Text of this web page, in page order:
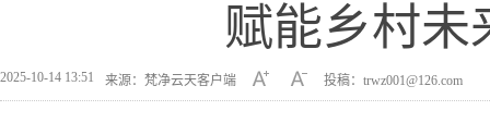
赋能乡村未
2025-10-14 13:51 来源：梵净云天客户端 投稿：trwz001@126.com